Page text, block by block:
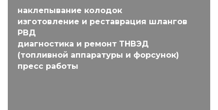
наклепывание колодок
изготовление и реставрация шлангов
РВД
диагностика и ремонт ТНВЭД
(топливной аппаратуры и форсунок)
пресс работы